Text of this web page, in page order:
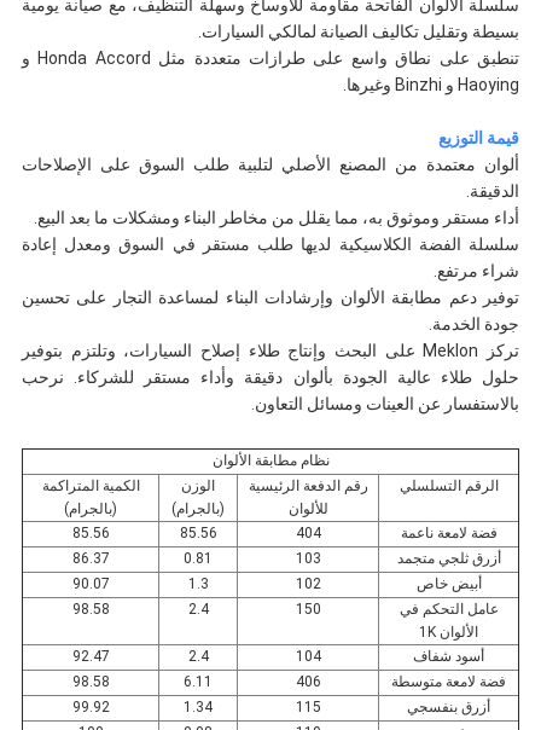
سلسلة الألوان الفاتحة مقاومة للأوساخ وسهلة التنظيف، مع صيانة يومية
بسيطة وتقليل تكاليف الصيانة لمالكي السيارات.
تنطبق على نطاق واسع على طرازات متعددة مثل Honda Accord و
Haoying و Binzhi وغيرها.
قيمة التوزيع
ألوان معتمدة من المصنع الأصلي لتلبية طلب السوق على الإصلاحات
الدقيقة.
أداء مستقر وموثوق به، مما يقلل من مخاطر البناء ومشكلات ما بعد البيع.
سلسلة الفضة الكلاسيكية لديها طلب مستقر في السوق ومعدل إعادة
شراء مرتفع.
توفير دعم مطابقة الألوان وإرشادات البناء لمساعدة التجار على تحسين
جودة الخدمة.
تركز Meklon على البحث وإنتاج طلاء إصلاح السيارات، وتلتزم بتوفير
حلول طلاء عالية الجودة بألوان دقيقة وأداء مستقر للشركاء. نرحب
بالاستفسار عن العينات ومسائل التعاون.
نظام مطابقة الألوان
الرقم التسلسلي
رقم الدفعة الرئيسية
للألوان
الوزن
(بالجرام)
الكمية المتراكمة
(بالجرام)
فضة لامعة ناعمة
404
85.56
85.56
أزرق ثلجي متجمد
103
0.81
86.37
أبيض خاص
102
1.3
90.07
عامل التحكم في
الألوان 1K
150
2.4
98.58
أسود شفاف 104
2.4
92.47
فضة لامعة متوسطة
406
6.11
98.58
أزرق بنفسجي
115
1.34
99.92